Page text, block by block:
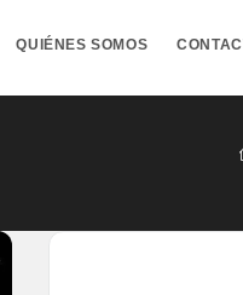
QUIÉNES SOMOS